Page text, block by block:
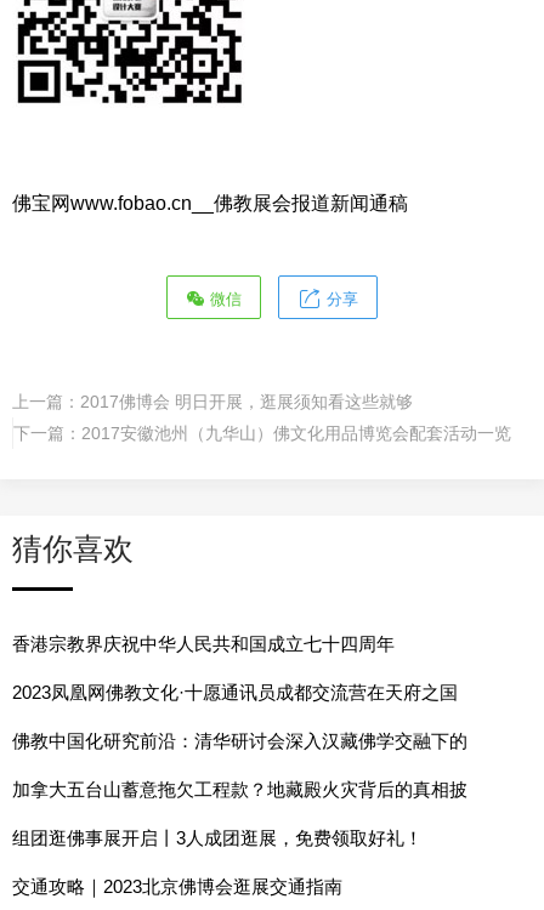
佛宝网www.fobao.cn__佛教展会报道新闻通稿
微信 分享
上一篇： 2017佛博会 明日开展，逛展须知看这些就够
下一篇： 2017安徽池州（九华山）佛文化用品博览会配套活动一览
猜你喜欢
香港宗教界庆祝中华人民共和国成立七十四周年
2023凤凰网佛教文化·十愿通讯员成都交流营在天府之国
佛教中国化研究前沿：清华研讨会深入汉藏佛学交融下的
加拿大五台山蓄意拖欠工程款？地藏殿火灾背后的真相披
组团逛佛事展开启丨3人成团逛展，免费领取好礼！
交通攻略｜2023北京佛博会逛展交通指南